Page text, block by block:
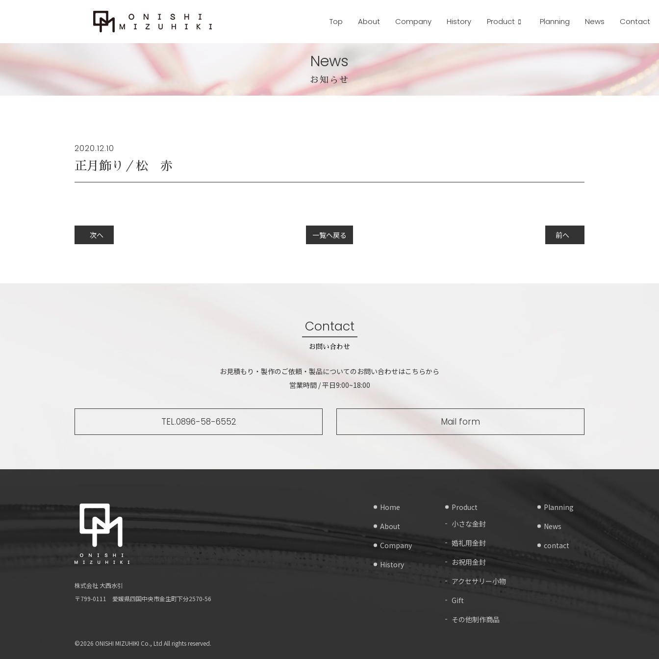
Top About Company History Product Planning News Contact
News
お知らせ
2020.12.10
正月飾り／松 赤
次へ 一覧へ戻る 前へ
Contact
お問い合わせ
お見積もり・製作のご依頼・製品についてのお問い合わせはこちらから
営業時間 / 平日9:00~18:00
TEL.0896-58-6552 Mail form
株式会社 大西水引
〒799-0111 愛媛県四国中央市金生町下分2570-56
Home
About
Company
History
Product
小さな金封
婚礼用金封
お祝用金封
アクセサリー小物
Gift
その他制作商品
Planning
News
contact
©2026 ONISHI MIZUHIKI Co., Ltd All rights reserved.